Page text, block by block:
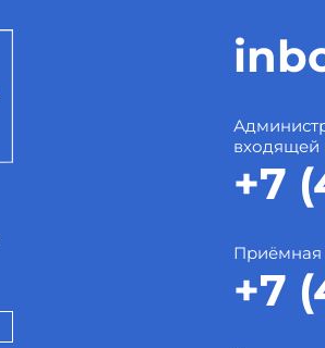
входящей
+7
Приёмная
+7